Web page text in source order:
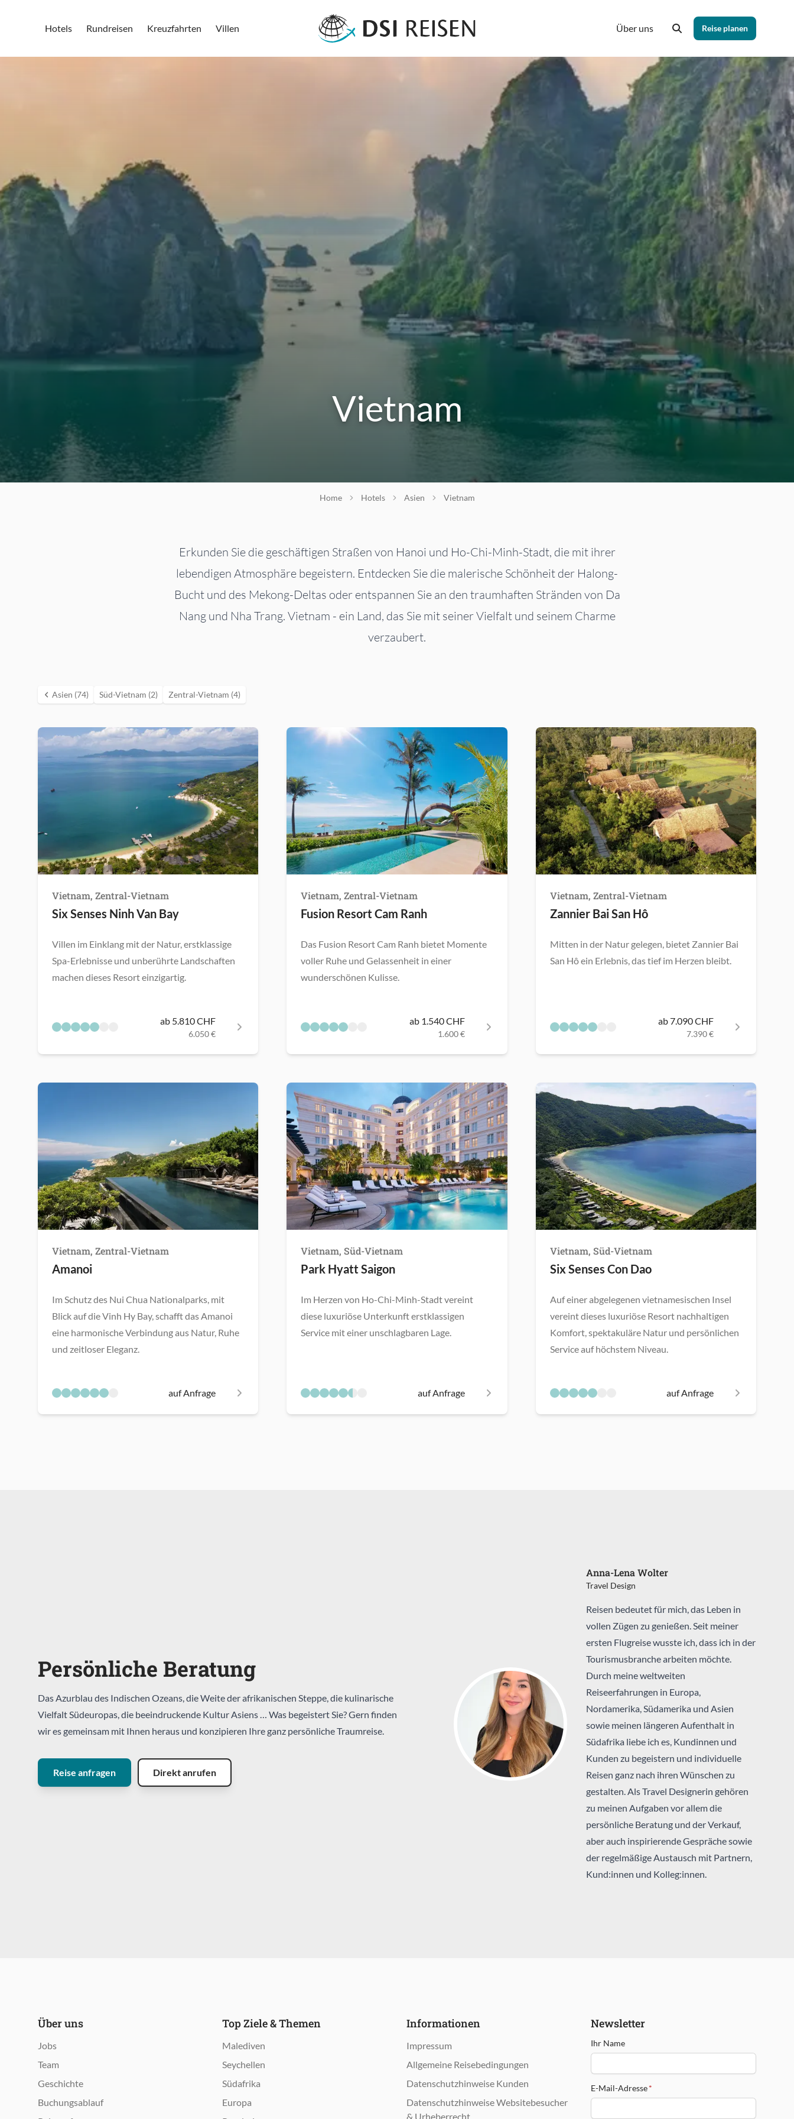
Hotels Rundreisen Kreuzfahrten Villen Über uns Reise planen
Vietnam
Home Hotels Asien Vietnam
Erkunden Sie die geschäftigen Straßen von Hanoi und Ho-Chi-Minh-Stadt, die mit ihrer
lebendigen Atmosphäre begeistern. Entdecken Sie die malerische Schönheit der Halong-
Bucht und des Mekong-Deltas oder entspannen Sie an den traumhaften Stränden von Da
Nang und Nha Trang. Vietnam - ein Land, das Sie mit seiner Vielfalt und seinem Charme
verzaubert.
Asien (74) Süd-Vietnam (2) Zentral-Vietnam (4)
Vietnam, Zentral-Vietnam
Six Senses Ninh Van Bay
Villen im Einklang mit der Natur, erstklassige
Spa-Erlebnisse und unberührte Landschaften
machen dieses Resort einzigartig.
ab 5.810 CHF
6.050 €
Vietnam, Zentral-Vietnam
Fusion Resort Cam Ranh
Das Fusion Resort Cam Ranh bietet Momente
voller Ruhe und Gelassenheit in einer
wunderschönen Kulisse.
ab 1.540 CHF
1.600 €
Vietnam, Zentral-Vietnam
Zannier Bai San Hô
Mitten in der Natur gelegen, bietet Zannier Bai
San Hô ein Erlebnis, das tief im Herzen bleibt.
ab 7.090 CHF
7.390 €
Vietnam, Zentral-Vietnam
Amanoi
Im Schutz des Nui Chua Nationalparks, mit
Blick auf die Vinh Hy Bay, schafft das Amanoi
eine harmonische Verbindung aus Natur, Ruhe
und zeitloser Eleganz.
auf Anfrage
Vietnam, Süd-Vietnam
Park Hyatt Saigon
Im Herzen von Ho-Chi-Minh-Stadt vereint
diese luxuriöse Unterkunft erstklassigen
Service mit einer unschlagbaren Lage.
auf Anfrage
Vietnam, Süd-Vietnam
Six Senses Con Dao
Auf einer abgelegenen vietnamesischen Insel
vereint dieses luxuriöse Resort nachhaltigen
Komfort, spektakuläre Natur und persönlichen
Service auf höchstem Niveau.
auf Anfrage
Persönliche Beratung
Das Azurblau des Indischen Ozeans, die Weite der afrikanischen Steppe, die kulinarische
Vielfalt Südeuropas, die beeindruckende Kultur Asiens … Was begeistert Sie? Gern finden
wir es gemeinsam mit Ihnen heraus und konzipieren Ihre ganz persönliche Traumreise.
Reise anfragen Direkt anrufen
Anna-Lena Wolter
Travel Design
Reisen bedeutet für mich, das Leben in
vollen Zügen zu genießen. Seit meiner
ersten Flugreise wusste ich, dass ich in der
Tourismusbranche arbeiten möchte.
Durch meine weltweiten
Reiseerfahrungen in Europa,
Nordamerika, Südamerika und Asien
sowie meinen längeren Aufenthalt in
Südafrika liebe ich es, Kundinnen und
Kunden zu begeistern und individuelle
Reisen ganz nach ihren Wünschen zu
gestalten. Als Travel Designerin gehören
zu meinen Aufgaben vor allem die
persönliche Beratung und der Verkauf,
aber auch inspirierende Gespräche sowie
der regelmäßige Austausch mit Partnern,
Kund:innen und Kolleg:innen.
Über uns
Jobs
Team
Geschichte
Buchungsablauf
Top Ziele & Themen
Malediven
Seychellen
Südafrika
Europa
Informationen
Impressum
Allgemeine Reisebedingungen
Datenschutzhinweise Kunden
Datenschutzhinweise Websitebesucher
& Urheberrecht
Newsletter
Ihr Name
E-Mail-Adresse*